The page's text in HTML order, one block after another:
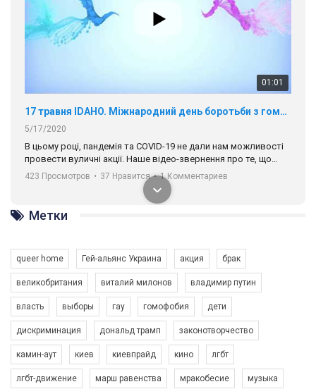
01:01
17 травня IDAHO. Міжнародний день боротьби з гомофобією трансфобією і біфобія.
5/17/2020
В цьому році, пандемія та COVІD-19 не дали нам можливості
провести вуличні акції. Наше відео-звернення про те, що
навіть коли ми у різних містах та не можемо зустрінеться, ми
разом. Ми закликаємо всіх хто поділяє цінності рівності та
солідарності, приєднатися до нас. Регіональні підрозділи
ГАУ є в 16 областях України.
Разом наш голос лунає гучніше!
423 Просмотров • 37 Нравится • 1 Комментариев
Зупинимо насильство проти ЛГБТ в Україні! Stop violence against LGBT in Ukraine!
Метки
queer home Гей-альянс Украина акция брак
великобритания виталий милонов владимир путин
власть выборы гау гомофобия дети
дискриминация дональд трамп законотворчество
камин-аут киев киевпрайд кино лгбт
лгбт-движение марш равенства мракобесие музыка